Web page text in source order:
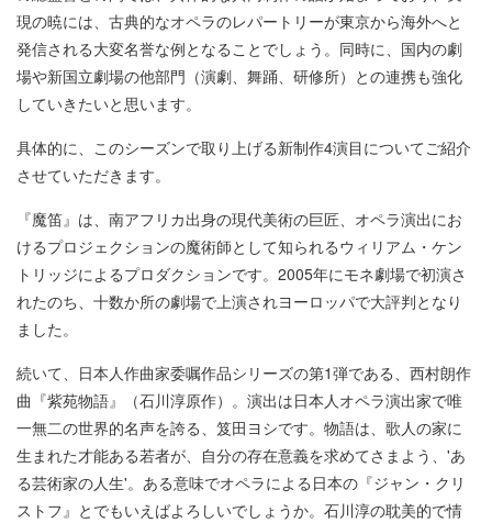
現の暁には、古典的なオペラのレパートリーが東京から海外へと
発信される大変名誉な例となることでしょう。同時に、国内の劇
場や新国立劇場の他部門（演劇、舞踊、研修所）との連携も強化
していきたいと思います。
具体的に、このシーズンで取り上げる新制作4演目についてご紹介
させていただきます。
『魔笛』は、南アフリカ出身の現代美術の巨匠、オペラ演出にお
けるプロジェクションの魔術師として知られるウィリアム・ケン
トリッジによるプロダクションです。2005年にモネ劇場で初演さ
れたのち、十数か所の劇場で上演されヨーロッパで大評判となり
ました。
続いて、日本人作曲家委嘱作品シリーズの第1弾である、西村朗作
曲『紫苑物語』（石川淳原作）。演出は日本人オペラ演出家で唯
一無二の世界的名声を誇る、笈田ヨシです。物語は、歌人の家に
生まれた才能ある若者が、自分の存在意義を求めてさまよう、'あ
る芸術家の人生'。ある意味でオペラによる日本の『ジャン・クリ
ストフ』とでもいえばよろしいでしょうか。石川淳の耽美的で情